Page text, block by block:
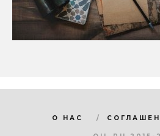
О НАС